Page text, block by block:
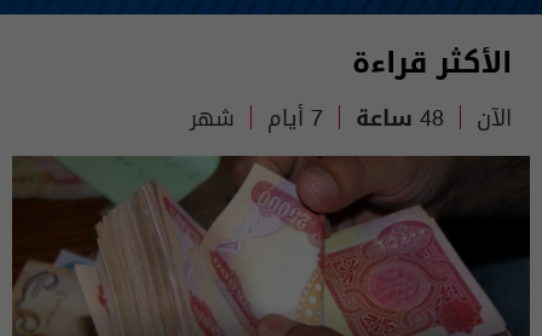
الأكثر قراءة
الآن 48 ساعة 7 أيام شهر